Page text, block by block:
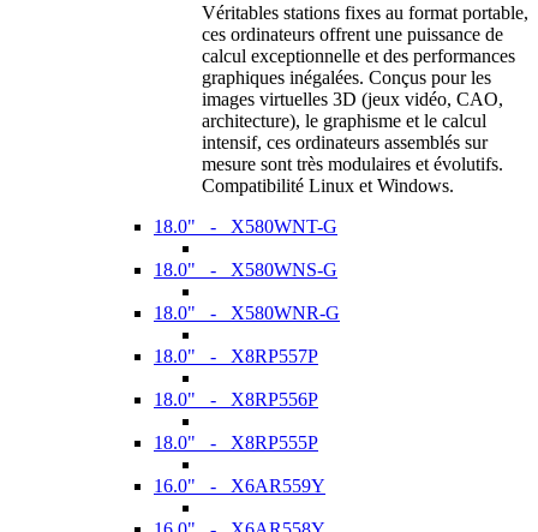
Véritables stations fixes au format portable,
ces ordinateurs offrent une puissance de
calcul exceptionnelle et des performances
graphiques inégalées. Conçus pour les
images virtuelles 3D (jeux vidéo, CAO,
architecture), le graphisme et le calcul
intensif, ces ordinateurs assemblés sur
mesure sont très modulaires et évolutifs.
Compatibilité Linux et Windows.
18.0" - X580WNT-G
18.0" - X580WNS-G
18.0" - X580WNR-G
18.0" - X8RP557P
18.0" - X8RP556P
18.0" - X8RP555P
16.0" - X6AR559Y